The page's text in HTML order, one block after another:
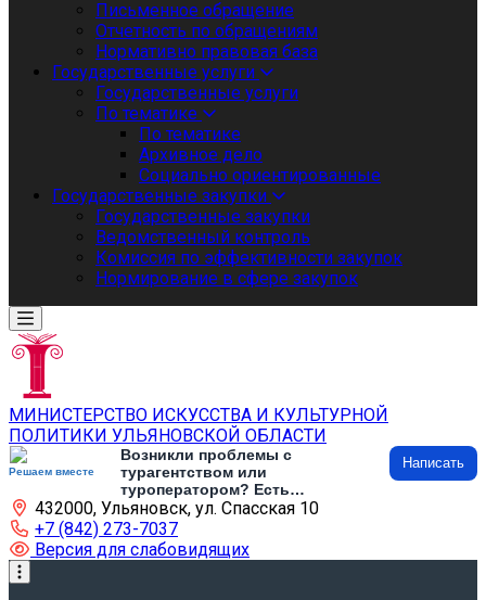
Письменное обращение
Отчетность по обращениям
Нормативно правовая база
Государственные услуги
Государственные услуги
По тематике
По тематике
Архивное дело
Социально ориентированные
Государственные закупки
Государственные закупки
Ведомственный контроль
Комиссия по эффективности закупок
Нормирование в сфере закупок
МИНИСТЕРСТВО ИСКУССТВА И КУЛЬТУРНОЙ
ПОЛИТИКИ УЛЬЯНОВСКОЙ ОБЛАСТИ
Решаем вместе
Возникли проблемы с
турагентством или
туроператором? Есть
предложения по развитию
туризма и туристической
инфраструктуры? Напишите об
этом
Написать
432000, Ульяновск, ул. Спасская 10
+7 (842) 273-7037
Версия для слабовидящих